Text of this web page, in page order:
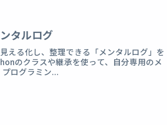
タルログ
える化し、整理できる「メンタルログ」を
のクラスや継承を使って、自分専用のメ
ログラミン...